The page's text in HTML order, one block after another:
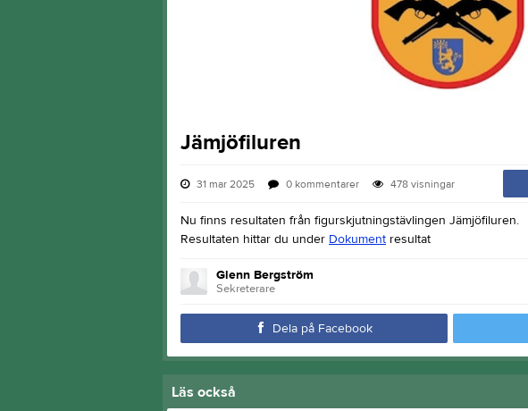
Jämjöfiluren
31 mar 2025 0 kommentarer 478visningar
Nu finns resultaten från figurskjutningstävlingen Jämjöfiluren.
Resultaten hittar du under Dokument resultat
Glenn Bergström
Sekreterare
Dela på Facebook
Läs också